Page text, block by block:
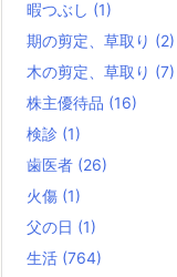
暇つぶし (1)
期の剪定、草取り (2)
木の剪定、草取り (7)
株主優待品 (16)
検診 (1)
歯医者 (26)
火傷 (1)
父の日 (1)
生活 (764)